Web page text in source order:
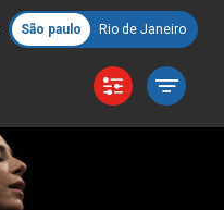
São paulo Rio de Janeiro